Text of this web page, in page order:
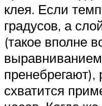
клея. Если
градусов, а
(такое вполне
пренебрегают),
схватится